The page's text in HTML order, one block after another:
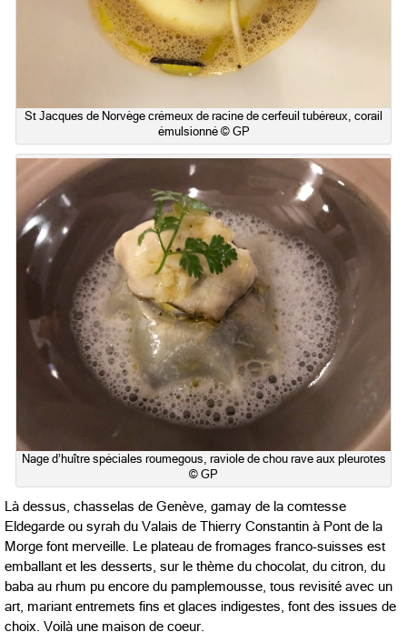
St Jacques de Norvège crémeux de racine de cerfeuil tubéreux, corail
émulsionné © GP
Nage d’huître spéciales roumegous, raviole de chou rave aux pleurotes
© GP
Là dessus, chasselas de Genève, gamay de la comtesse
Eldegarde ou syrah du Valais de Thierry Constantin à Pont de la
Morge font merveille. Le plateau de fromages franco-suisses est
emballant et les desserts, sur le thème du chocolat, du citron, du
baba au rhum pu encore du pamplemousse, tous revisité avec un
art, mariant entremets fins et glaces indigestes, font des issues de
choix. Voilà une maison de coeur.